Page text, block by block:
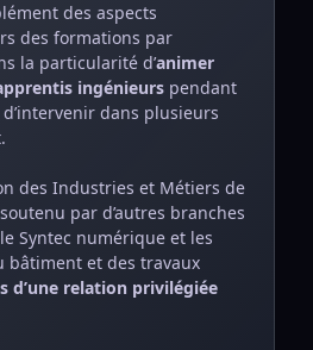
des aspects
des formations par
la particularité d’animer
ingénieurs pendant
dans plusieurs
des Industries et Métiers de
par d’autres branches
Syntec numérique et les
bâtiment et des travaux
d’une relation privilégiée